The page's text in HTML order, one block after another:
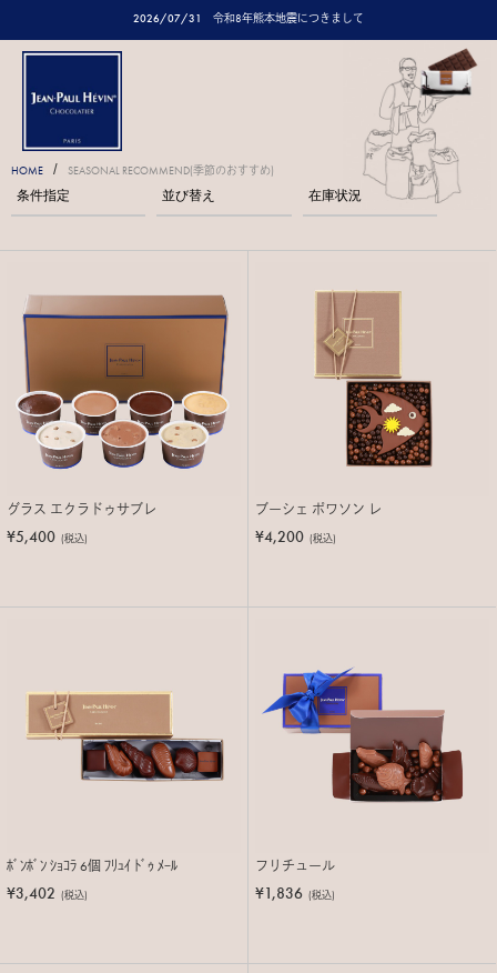
2026/07/31 令和8年熊本地震につきまして
HOME / SEASONAL RECOMMEND(季節のおすすめ)
条件指定 並び替え 在庫状況
グラス エクラドゥサブレ
¥5,400 (税込)
ブーシェ ポワソン レ
¥4,200 (税込)
ﾎﾞﾝﾎﾞﾝ ｼｮｺﾗ 6個 ﾌﾘｭｲ ﾄﾞｩ ﾒｰﾙ
¥3,402 (税込)
フリチュール
¥1,836 (税込)